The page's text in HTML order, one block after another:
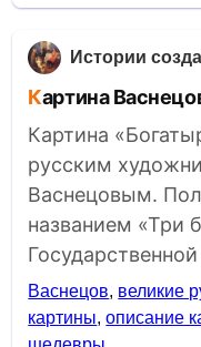
Истории
Картина
Картина
русским
Васнецовым.
названием «Три
Васнецов, великие
картины,описание